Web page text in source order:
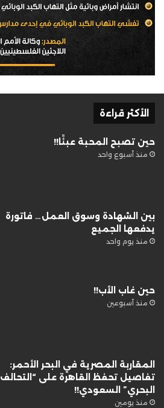
الأكثر قراءة
حين تصبح المحبة عبئًا!!
منذ أسبوع واحد
بين الشهادة وسوق العمل… فاتورة
يدفعها الجميع
منذ يوم واحد
حين غاب الأب!!
منذ أسبوعين
المقاربة المصرية في البحر الأحمر:
تفاصيل تحفظ القاهرة على “التحالف
البحري” السعودي!!
منذ يومين